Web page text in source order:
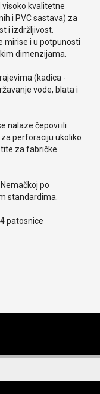
visoko kvalitetne
i PVC sastava) za
i izdržljivost.
mirise i u potpunosti
dimenzijama.
(kadica -
vode, blata i
nalaze čepovi ili
perforaciju ukoliko
za fabričke
po
standardima.
patosnice